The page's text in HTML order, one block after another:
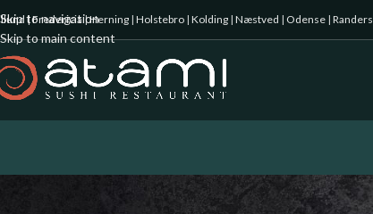
Skip to navigation
Skip to main content
|Fredericia|Herning | Holstebro | Kolding | Næstved | Odense | Randers